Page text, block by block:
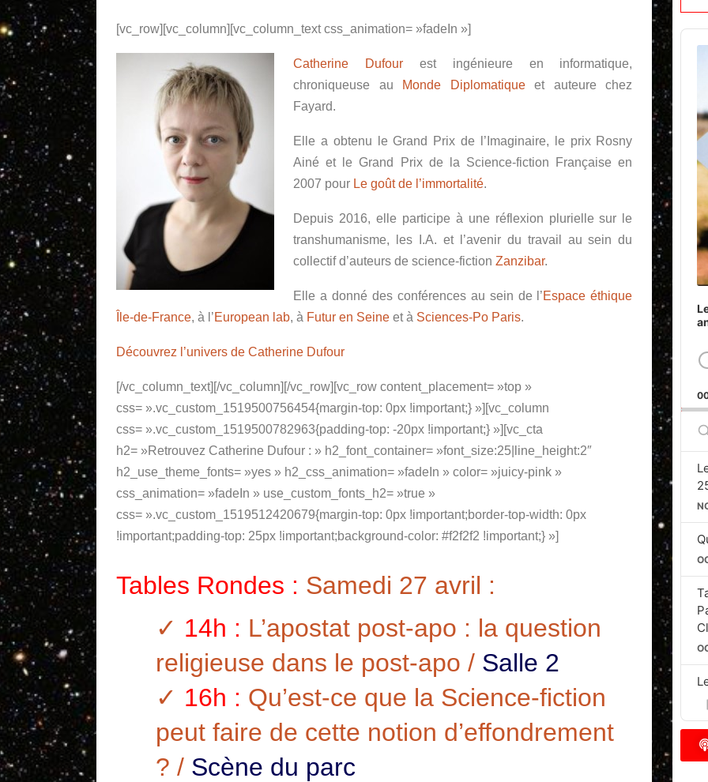
[vc_row][vc_column][vc_column_text css_animation= »fadeIn »]
Catherine Dufourest ingénieure en informatique,
chroniqueuse au
Monde Diplomatiqueet auteure chez
Fayard.
Elle a obtenu le Grand Prix de l’Imaginaire, le prix Rosny
Ainé et le Grand Prix de la Science-fiction Française en
2007 pour Le goût de l’immortalité.
Depuis 2016, elle participe à une réflexion plurielle sur le
transhumanisme, les I.A. et l’avenir du travail au sein du
collectif d’auteurs de science-fiction Zanzibar.
Elle a donné des conférences au sein de l’Espace éthique
Île-de-France, à l’European lab, à Futur en Seine et à Sciences-Po Paris.
Découvrez l’univers de Catherine Dufour
[/vc_column_text][/vc_column][/vc_row][vc_row content_placement= »top »
css= ».vc_custom_1519500756454{margin-top: 0px !important;} »][vc_column
css= ».vc_custom_1519500782963{padding-top: -20px !important;} »][vc_cta
h2= »Retrouvez Catherine Dufour : » h2_font_container= »font_size:25|line_height:2″
h2_use_theme_fonts= »yes » h2_css_animation= »fadeIn » color= »juicy-pink »
css_animation= »fadeIn » use_custom_fonts_h2= »true »
css= ».vc_custom_1519512420679{margin-top: 0px !important;border-top-width: 0px
!important;padding-top: 25px !important;background-color: #f2f2f2 !important;} »]
Tables Rondes : Samedi 27 avril :
✓ 14h : L’apostat post-apo : la question
religieuse dans le post-apo / Salle 2
✓ 16h : Qu’est-ce que la Science-fiction
peut faire de cette notion d’effondrement
? / Scène du parc
Audio